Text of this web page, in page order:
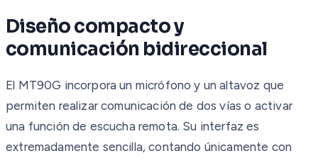
Diseño compacto y
comunicación bidireccional
El MT90G incorpora un micrófono y un altavoz que
permiten realizar comunicación de dos vías o activar
una función de escucha remota. Su interfaz es
extremadamente sencilla, contando únicamente con